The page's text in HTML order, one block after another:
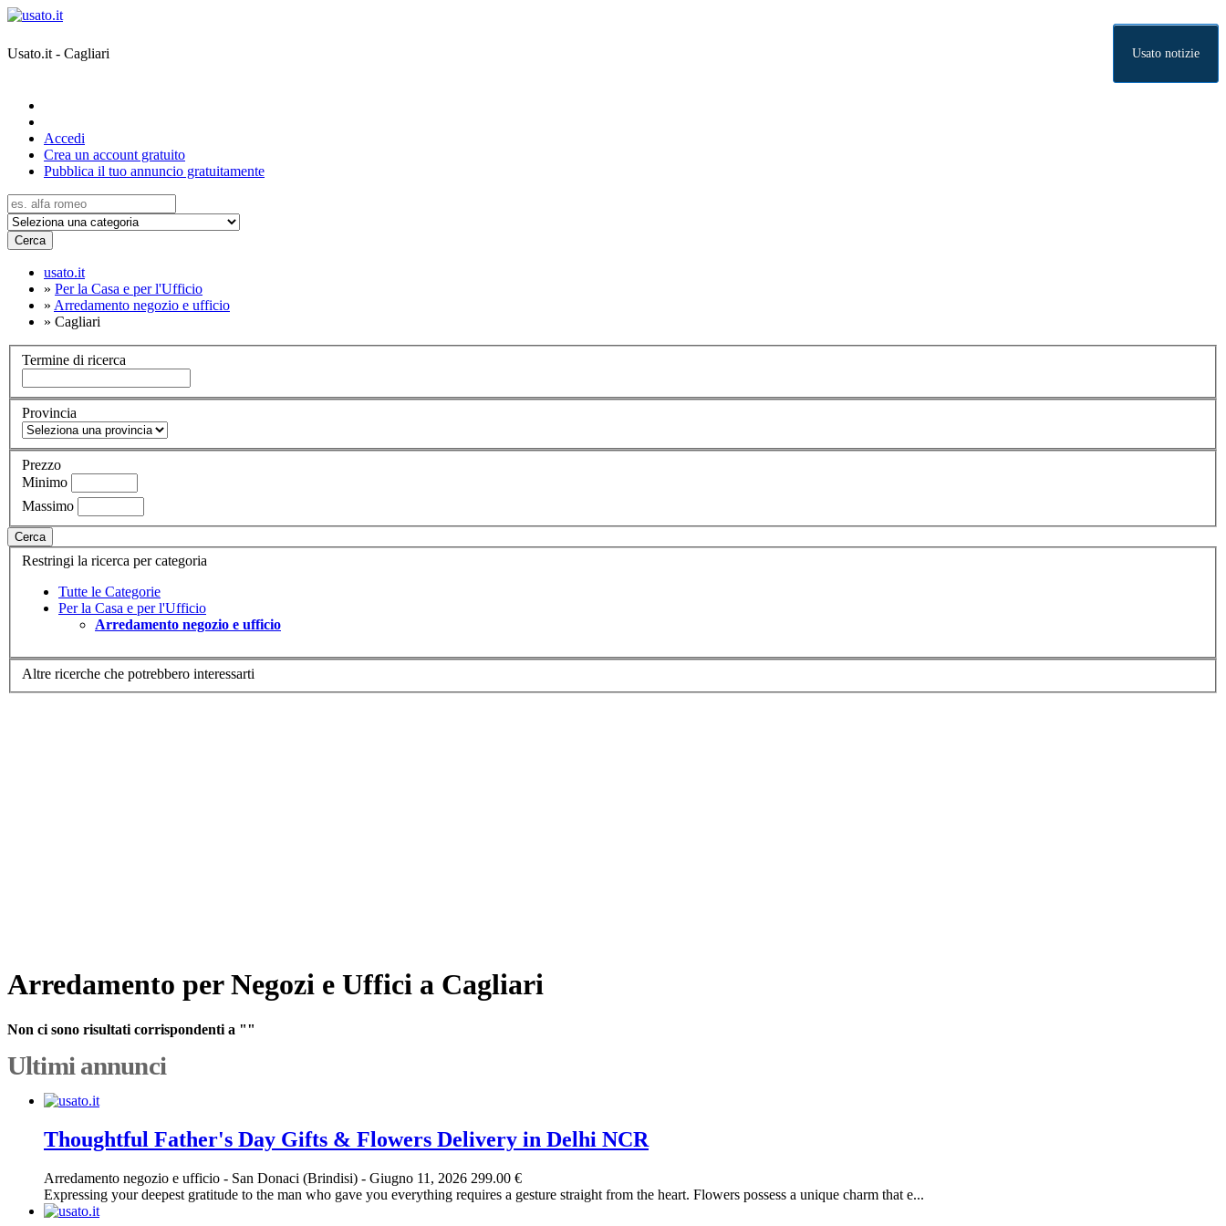
Usato.it - Cagliari Usato notizie
Accedi
Crea un account gratuito
Pubblica il tuo annuncio gratuitamente
Cerca
usato.it
» Per la Casa e per l'Ufficio
» Arredamento negozio e ufficio
» Cagliari
Termine di ricerca
Provincia
Prezzo
Minimo
Massimo
Cerca
Restringi la ricerca per categoria
Tutte le Categorie
Per la Casa e per l'Ufficio
Arredamento negozio e ufficio
Altre ricerche che potrebbero interessarti
Arredamento per Negozi e Uffici a Cagliari
Non ci sono risultati corrispondenti a ""
Ultimi annunci
Thoughtful Father's Day Gifts & Flowers Delivery in Delhi NCR
Arredamento negozio e ufficio - San Donaci (Brindisi) - Giugno 11, 2026 299.00 €
Expressing your deepest gratitude to the man who gave you everything requires a gesture straight from the heart. Flowers possess a unique charm that e...